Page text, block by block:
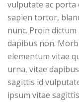
vulputate ac porta
sapien tortor,
nunc. Proin
dapibus non.
elementum vitae
urna, vitae
sagittis id
ipsum vitae